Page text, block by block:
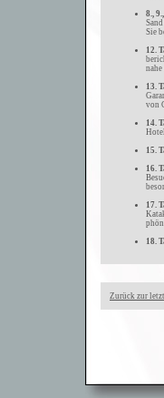
8.,
Sie
12.
13.
von
14.
15.
16.
17.
18.
Zurück zur